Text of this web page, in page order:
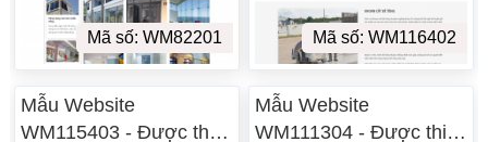
Mã số: WM82201 Mã số: WM116402
Mẫu Website
WM115403 - Được thiết
Mẫu Website
WM111304 - Được thiết